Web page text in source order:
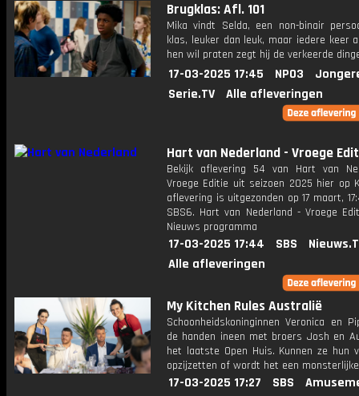
Brugklas: Afl. 101
Mika vindt Selda, een non-binair
klas, leuker dan leuk, maar iedere keer
hen wil praten zegt hij de verkeerde
17-03-2025 17:45 NPO3
Serie.TV
Alle afleveringen
Hart van Nederland - Vroege
Bekijk aflevering 54 van Hart van
Vroege Editie uit seizoen 2025 hier op
aflevering is uitgezonden op 17 maart,
SBS6. Hart van Nederland - Vroege
Nieuws programma
17-03-2025 17:44 SBS
Alle afleveringen
My Kitchen Rules Australië
Schoonheidskoninginnen Veronica en
de handen ineen met broers Josh en
het laatste Open Huis. Kunnen ze hun
opzijzetten of wordt het een
17-03-2025 17:27 SBS